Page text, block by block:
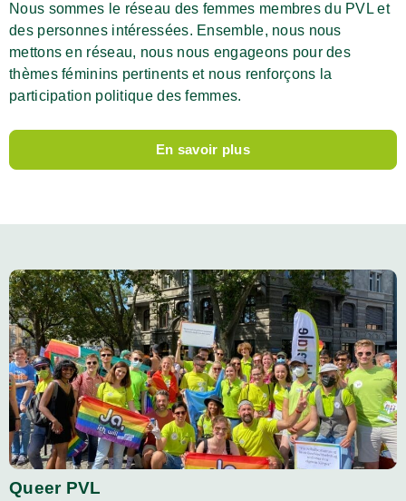
Nous sommes le réseau des femmes membres du PVL et
des personnes intéressées. Ensemble, nous nous
mettons en réseau, nous nous engageons pour des
thèmes féminins pertinents et nous renforçons la
participation politique des femmes.
En savoir plus
Queer PVL